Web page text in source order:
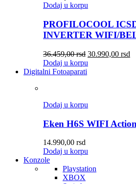
Dodaj u korpu
PROFILOCOOL
INVERTER WIFI/
36.459,00rsd 30.990,00 rsd
Dodaj u korpu
Digitalni Fotoaparati
Dodaj u korpu
Eken H6S WIFI
14.990,00 rsd
Dodaj u korpu
Konzole
Playstation
XBOX